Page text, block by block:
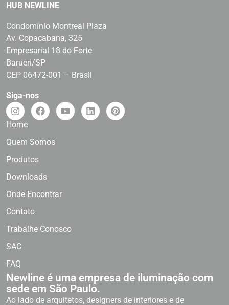
HUB NEWLINE
Condomínio Montreal Plaza
Av. Copacabana, 325
Empresarial 18 do Forte
Barueri/SP
CEP 06472-001 – Brasil
Siga-nos
Home
Quem Somos
Produtos
Downloads
Onde Encontrar
Contato
Trabalhe Conosco
SAC
FAQ
Newline é uma empresa de iluminação com
sede em São Paulo.
Ao lado de arquitetos, designers de interiores e de